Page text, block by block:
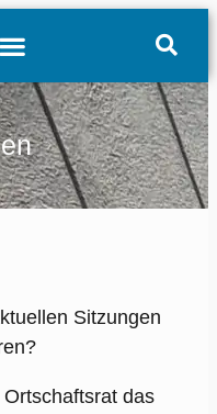
Sitzungen
das